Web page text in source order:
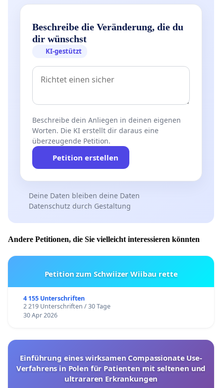
Beschreibe die Veränderung, die du
dir wünschst
KI-gestützt
Beschreibe dein Anliegen in deinen eigenen
Worten. Die KI erstellt dir daraus eine
überzeugende Petition.
Petition erstellen
Deine Daten bleiben deine Daten
Datenschutz durch Gestaltung
Andere Petitionen, die Sie vielleicht interessieren könnten
Petition zum Schwiizer Wiibau rette
4 155 Unterschriften
2 219 Unterschriften / 30 Tage
30 Apr 2026
Einführung eines wirksamen Compassionate Use-
Verfahrens in Polen für Patienten mit seltenen und
ultrararen Erkrankungen